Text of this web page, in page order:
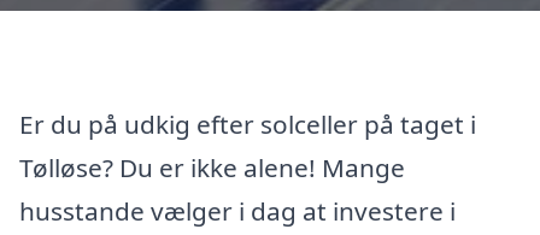
Er du på udkig efter solceller på taget i
Tølløse? Du er ikke alene! Mange
husstande vælger i dag at investere i